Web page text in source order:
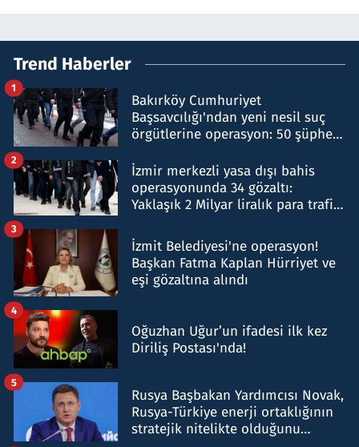
Trend Haberler
Bakırköy Cumhuriyet
Başsavcılığı'ndan yeni nesil suç
örgütlerine operasyon: 50 şüpheli
1
İzmir merkezli yasa dışı bahis
operasyonunda 34 gözaltı:
Yaklaşık 2 Milyar liralık para trafiği
2
İzmit Belediyesi'ne operasyon!
Başkan Fatma Kaplan Hürriyet ve
eşi gözaltına alındı
3
Oğuzhan Uğur’un ifadesi ilk kez
Diriliş Postası'nda!
4
Rusya Başbakan Yardımcısı Novak,
Rusya-Türkiye enerji ortaklığının
stratejik nitelikte olduğunu
5